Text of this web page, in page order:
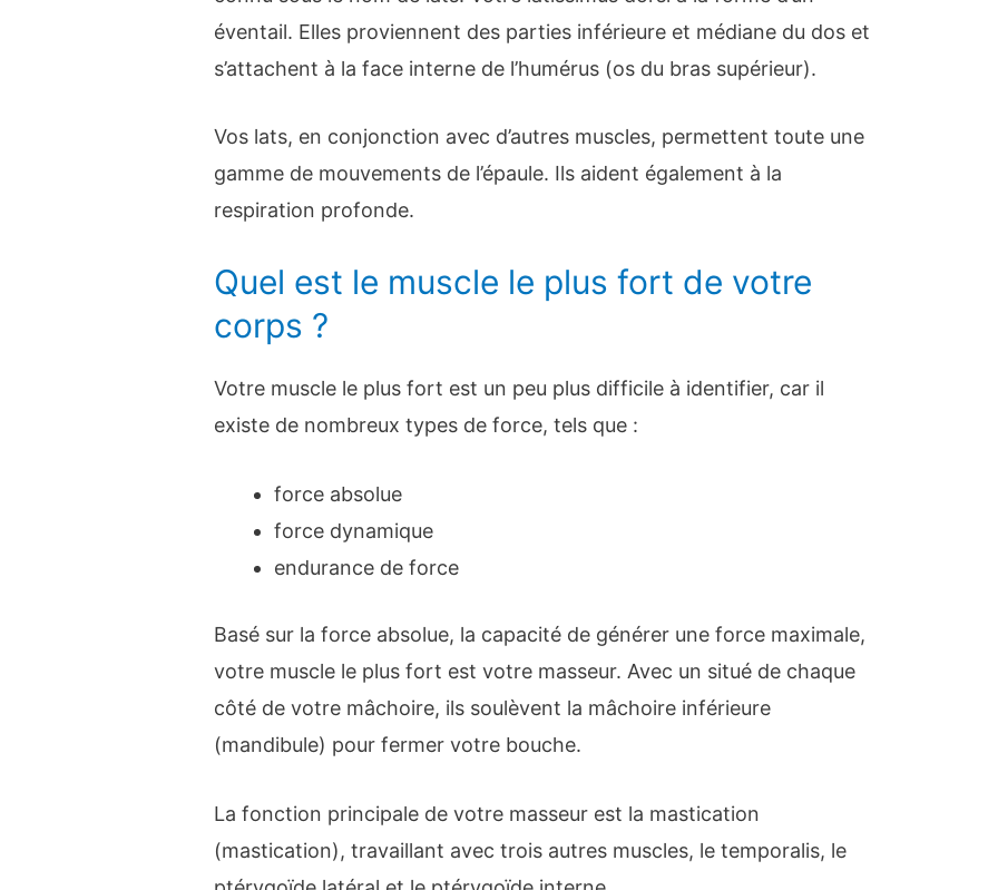
éventail. Elles proviennent des parties inférieure et médiane du dos et
s’attachent à la face interne de l’humérus (os du bras supérieur).
Vos lats, en conjonction avec d’autres muscles, permettent toute une
gamme de mouvements de l’épaule. Ils aident également à la
respiration profonde.
Quel est le muscle le plus fort de votre
corps ?
Votre muscle le plus fort est un peu plus difficile à identifier, car il
existe de nombreux types de force, tels que :
force absolue
force dynamique
endurance de force
Basé sur la force absolue, la capacité de générer une force maximale,
votre muscle le plus fort est votre masseur. Avec un situé de chaque
côté de votre mâchoire, ils soulèvent la mâchoire inférieure
(mandibule) pour fermer votre bouche.
La fonction principale de votre masseur est la mastication
(mastication), travaillant avec trois autres muscles, le temporalis, le